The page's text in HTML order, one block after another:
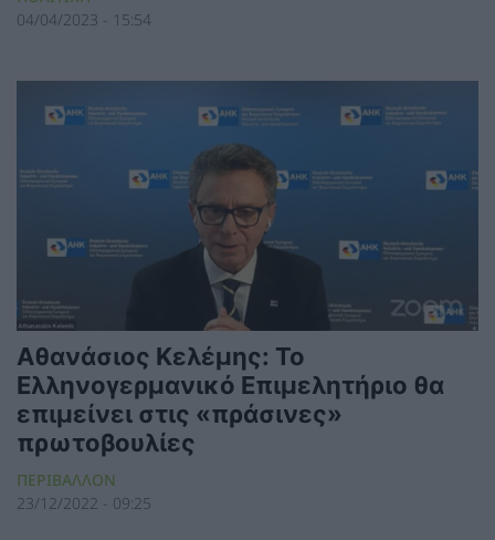
04/04/2023 - 15:54
Αθανάσιος Κελέμης: Το
Ελληνογερμανικό Επιμελητήριο θα
επιμείνει στις «πράσινες»
πρωτοβουλίες
ΠΕΡΙΒΑΛΛΟΝ
23/12/2022 - 09:25